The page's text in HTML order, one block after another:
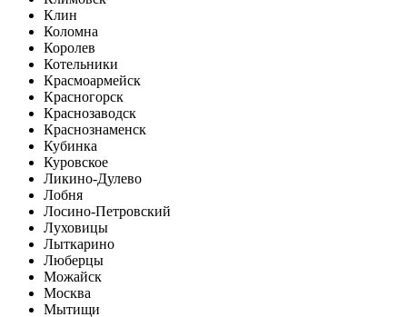
Клин
Коломна
Королев
Котельники
Красмоармейск
Красногорск
Краснозаводск
Краснознаменск
Кубинка
Куровское
Ликино-Дулево
Лобня
Лосино-Петровский
Луховицы
Лыткарино
Люберцы
Можайск
Москва
Мытищи